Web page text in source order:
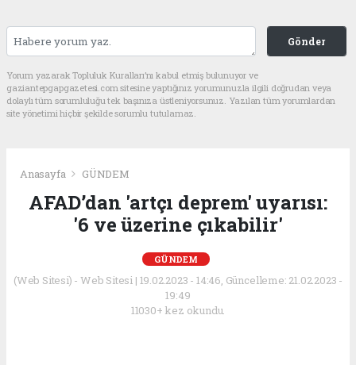
Gönder
Yorum yazarak Topluluk Kuralları’nı kabul etmiş bulunuyor ve
gaziantepgapgazetesi.com sitesine yaptığınız yorumunuzla ilgili doğrudan veya
dolaylı tüm sorumluluğu tek başınıza üstleniyorsunuz. Yazılan tüm yorumlardan
site yönetimi hiçbir şekilde sorumlu tutulamaz.
Anasayfa GÜNDEM
AFAD’dan 'artçı deprem' uyarısı:
'6 ve üzerine çıkabilir'
GÜNDEM
(Web Sitesi) - Web Sitesi | 19.02.2023 - 14:46, Güncelleme: 21.02.2023 -
19:49
11030+ kez okundu.